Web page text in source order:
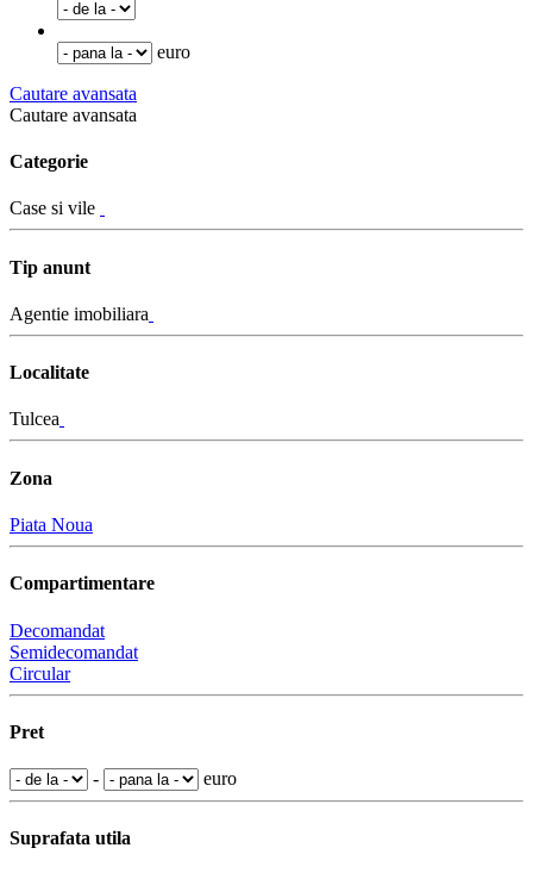
euro
Cautare avansata
Cautare avansata
Categorie
Case si vile
Tip anunt
Agentie imobiliara
Localitate
Tulcea
Zona
Piata Noua
Compartimentare
Decomandat
Semidecomandat
Circular
Pret
- euro
Suprafata utila